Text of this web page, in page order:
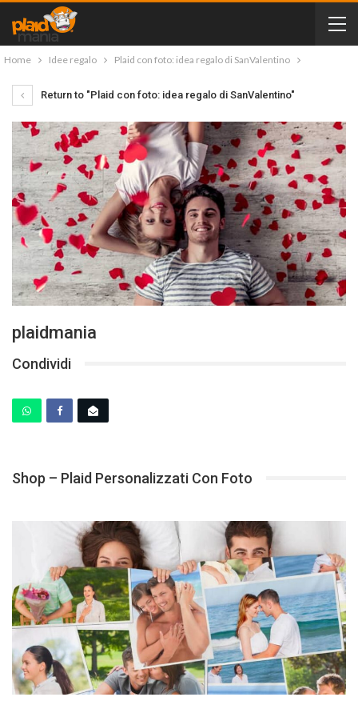
Home Idee regalo Plaid con foto: idea regalo di SanValentino
Return to "Plaid con foto: idea regalo di SanValentino"
plaidmania
Condividi
Shop – Plaid Personalizzati Con Foto